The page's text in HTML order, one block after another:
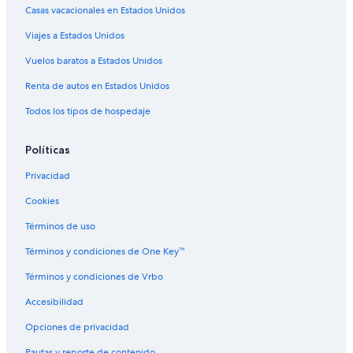
Hoteles en Ostende
Casas vacacionales en Estados Unidos
Viajes a Estados Unidos
Vuelos baratos a Estados Unidos
Renta de autos en Estados Unidos
Todos los tipos de hospedaje
Políticas
Privacidad
Cookies
Términos de uso
Términos y condiciones de One Key™
Términos y condiciones de Vrbo
Accesibilidad
Opciones de privacidad